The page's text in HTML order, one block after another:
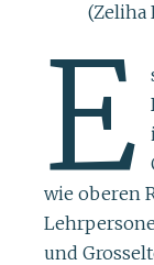
(Zeliha
E
wie oberen
und